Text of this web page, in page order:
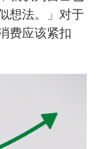
想法。」对于
费应该紧扣